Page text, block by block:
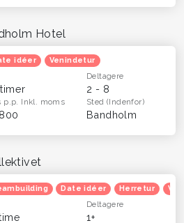
Hotel
idéer Venindetur
Deltagere
2 - 8
p.p. Inkl. moms Sted(Indenfor)
Bandholm
Date idéer Herretur
Deltagere
1+